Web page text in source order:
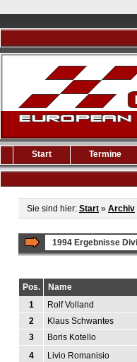
Start Termine
Sie sind hier: Start » Archiv
1994 Ergebnisse
Pos. Name
1
Rolf Volland
2
Klaus Schwantes
3
Boris Kotello
4
Livio Romanisio